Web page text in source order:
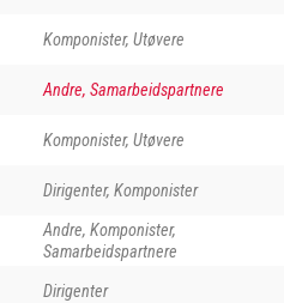
Komponister, Utøvere
Andre, Samarbeidspartnere
Komponister, Utøvere
Dirigenter, Komponister
Andre, Komponister,
Samarbeidspartnere
Dirigenter